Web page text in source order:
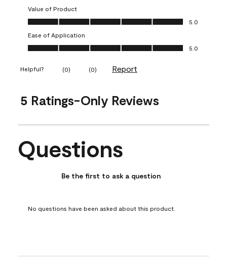
Value of Product
Value of Product, 5.0 out of 5
5.0
Ease of Application
Ease of Application, 5.0 out of 5
5.0
Helpful? (0) (0) Report
5 Ratings-Only Reviews
No questions have been asked about this product.
Questions
Be the first to ask a question
No questions have been asked about this product.